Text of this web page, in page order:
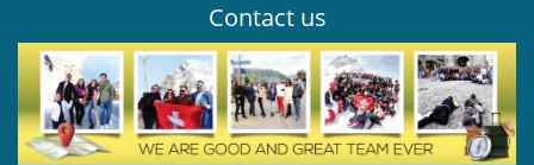
Contact us